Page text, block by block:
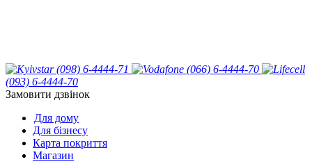
(098) 6-4444-71
(066) 6-4444-70
(093) 6-4444-70
Замовити дзвінок
Для дому
Для бізнесу
Карта покриття
Магазин